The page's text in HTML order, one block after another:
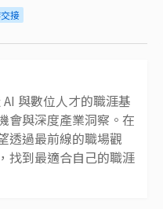
接
與數位人才的職涯基
會與深度產業洞察。在
透過最前線的職場觀
找到最適合自己的職涯